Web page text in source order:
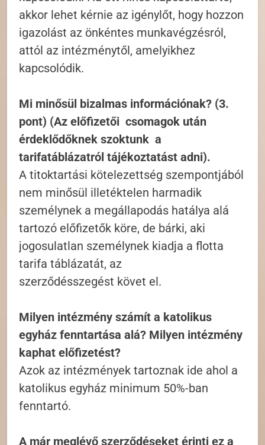
akkor lehet kérnie az igénylőt, hogy hozzon
igazolást az önkéntes munkavégzésról,
attól az intézménytől, amelyikhez
kapcsolódik.
Mi minősül bizalmas információnak? (3.
pont) (Az előfizetői csomagok után
érdeklődőknek szoktunk a
tarifatáblázatról tájékoztatást adni).
A titoktartási kötelezettség szempontjából
nem minősül illetéktelen harmadik
személynek a megállapodás hatálya alá
tartozó előfizetők köre, de bárki, aki
jogosulatlan személynek kiadja a flotta
tarifa táblázatát, az
szerződésszegést követ el.
Milyen intézmény számít a katolikus
egyház fenntartása alá? Milyen intézmény
kaphat előfizetést?
Azok az intézmények tartoznak ide ahol a
katolikus egyház minimum 50%-ban
fenntartó.
A már meglévő szerződéseket érinti ez a